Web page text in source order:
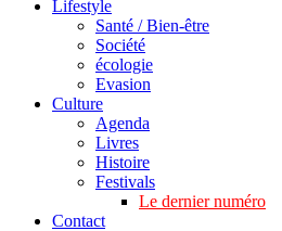
Lifestyle
Santé / Bien-être
Société
écologie
Evasion
Culture
Agenda
Livres
Histoire
Festivals
Le dernier numéro
Contact